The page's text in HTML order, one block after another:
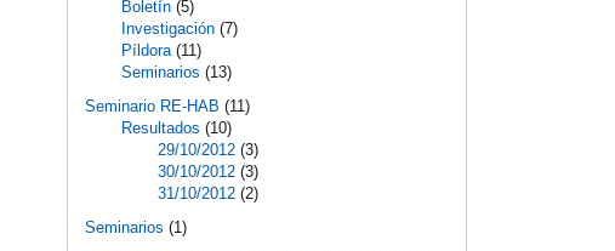
Boletín (5)
Investigación (7)
Píldora(11)
Seminarios (13)
Seminario RE-HAB (11)
Resultados (10)
29/10/2012 (3)
30/10/2012 (3)
31/10/2012 (2)
Seminarios (1)